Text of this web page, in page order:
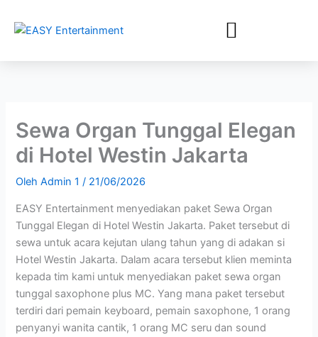
Sewa Organ Tunggal Elegan
di Hotel Westin Jakarta
OlehAdmin 1/ 21/06/2026
EASY Entertainment menyediakan paket Sewa Organ
Tunggal Elegan di Hotel Westin Jakarta. Paket tersebut di
sewa untuk acara kejutan ulang tahun yang di adakan si
Hotel Westin Jakarta. Dalam acara tersebut klien meminta
kepada tim kami untuk menyediakan paket sewa organ
tunggal saxophone plus MC. Yang mana paket tersebut
terdiri dari pemain keyboard, pemain saxophone, 1 orang
penyanyi wanita cantik, 1 orang MC seru dan sound